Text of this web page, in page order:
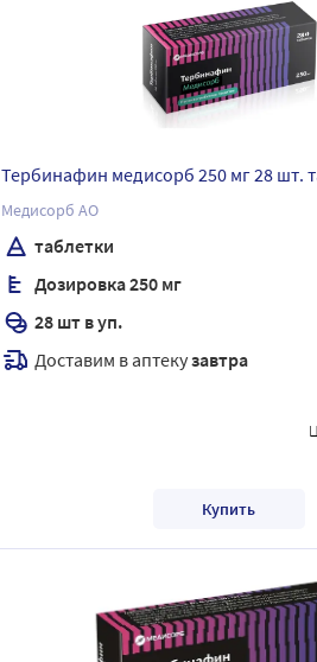
Тербинафин медисорб 250 мг 28 шт.
Медисорб АО
таблетки
Дозировка 250 мг
28 шт в уп.
Доставим в аптекузавтра
Купить